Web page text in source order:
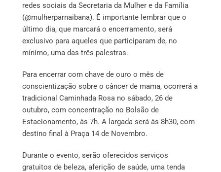
redes sociais da Secretaria da Mulher e da Família
(@mulherparnaibana). É importante lembrar que o
último dia, que marcará o encerramento, será
exclusivo para aqueles que participaram de, no
mínimo, uma das três palestras.
Para encerrar com chave de ouro o mês de
conscientização sobre o câncer de mama, ocorrerá a
tradicional Caminhada Rosa no sábado, 26 de
outubro, com concentração no Bolsão de
Estacionamento, às 7h. A largada será às 8h30, com
destino final à Praça 14 de Novembro.
Durante o evento, serão oferecidos serviços
gratuitos de beleza, aferição de saúde, uma tenda